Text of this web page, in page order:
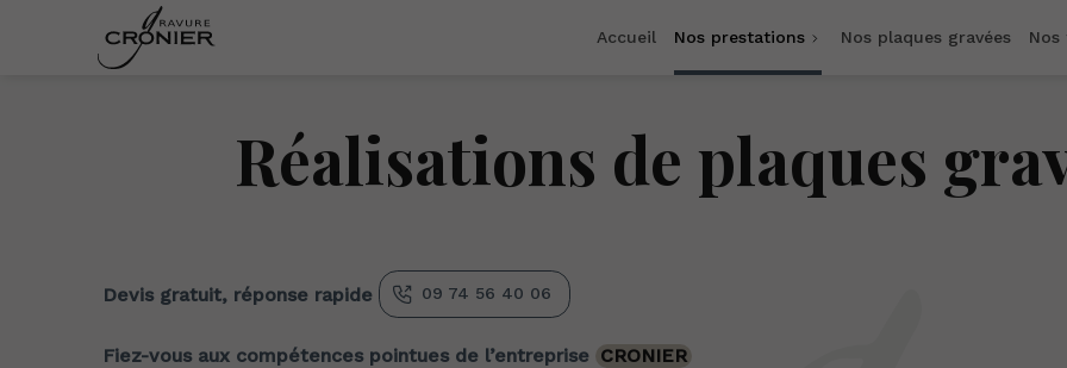
Accueil Nos prestations Nos plaques gravées Nos
Réalisations de plaques
Devis gratuit, réponse rapide 09 74 56 40 06
Fiez-vous aux compétences pointues de l’entreprise CRONIER